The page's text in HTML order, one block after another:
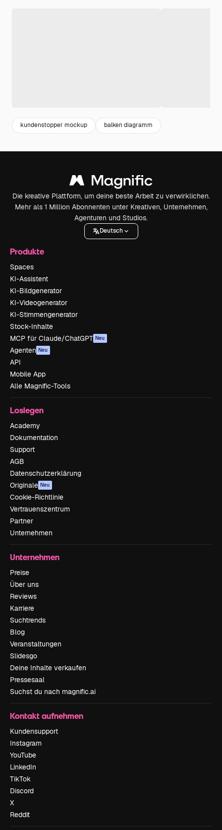
kundenstopper mockup balken diagramm
Die kreative Plattform, um deine beste Arbeit zu verwirklichen.
Mehr als 1 Million Abonnenten unter Kreativen, Unternehmen,
Agenturen und Studios.
Deutsch
Produkte
Spaces
KI-Assistent
KI-Bildgenerator
KI-Videogenerator
KI-Stimmengenerator
Stock-Inhalte
MCP für Claude/ChatGPT Neu
Agenten Neu
API
Mobile App
Alle Magnific-Tools
Loslegen
Academy
Dokumentation
Support
AGB
Datenschutzerklärung
Originale Neu
Cookie-Richtlinie
Vertrauenszentrum
Partner
Unternehmen
Unternehmen
Preise
Über uns
Reviews
Karriere
Suchtrends
Blog
Veranstaltungen
Slidesgo
Deine Inhalte verkaufen
Pressesaal
Suchst du nach magnific.ai
Kontakt aufnehmen
Kundensupport
Instagram
YouTube
LinkedIn
TikTok
Discord
X
Reddit